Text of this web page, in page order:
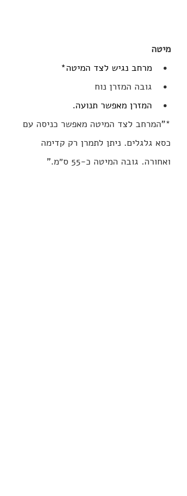
מיטה
מרחב נגיש לצד המיטה*
גובה המזרן נוח
המזרן מאפשר תנועה.
*"המרחב לצד המיטה מאפשר כניסה עם
כסא גלגלים. ניתן לתמרן רק קדימה
ואחורה. גובה המיטה כ-55 ס״מ."